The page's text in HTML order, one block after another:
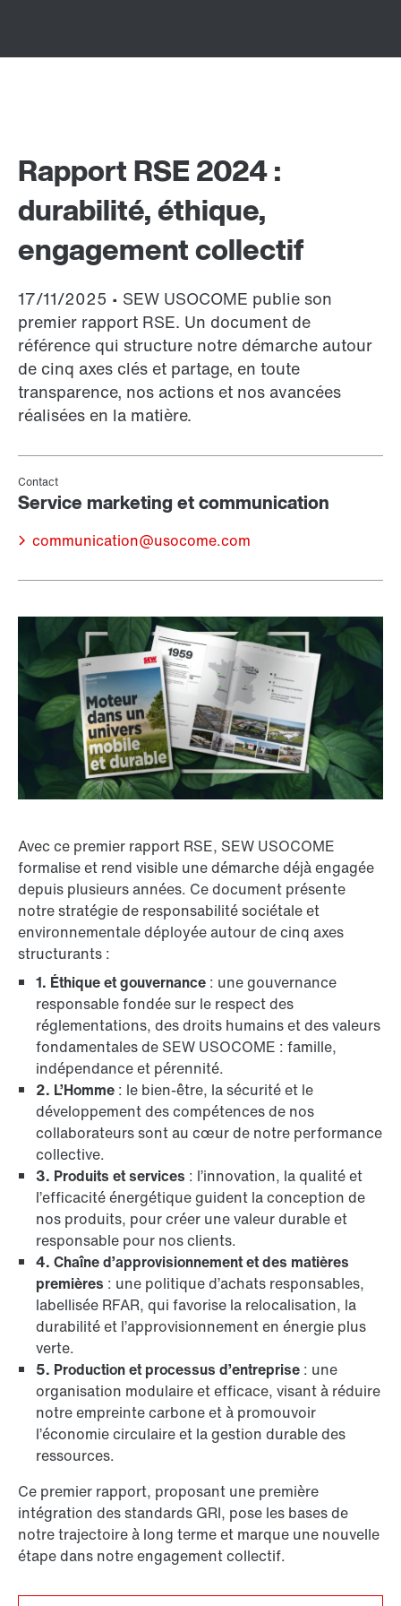
Rapport RSE 2024 :
durabilité, éthique,
engagement collectif
17/11/2025 • SEW USOCOME publie son
premier rapport RSE. Un document de
référence qui structure notre démarche autour
de cinq axes clés et partage, en toute
transparence, nos actions et nos avancées
réalisées en la matière.
Avec ce premier rapport RSE, SEW USOCOME
formalise et rend visible une démarche déjà engagée
depuis plusieurs années. Ce document présente
notre stratégie de responsabilité sociétale et
environnementale déployée autour de cinq axes
structurants :
1. Éthique et gouvernance : une gouvernance
responsable fondée sur le respect des
réglementations, des droits humains et des valeurs
fondamentales de SEW USOCOME : famille,
indépendance et pérennité.
2. L’Homme : le bien-être, la sécurité et le
développement des compétences de nos
collaborateurs sont au cœur de notre performance
collective.
3. Produits et services : l’innovation, la qualité et
l’efficacité énergétique guident la conception de
nos produits, pour créer une valeur durable et
responsable pour nos clients.
4. Chaîne d’approvisionnement et des matières
premières : une politique d’achats responsables,
labellisée RFAR, qui favorise la relocalisation, la
durabilité et l’approvisionnement en énergie plus
verte.
5. Production et processus d’entreprise : une
organisation modulaire et efficace, visant à réduire
notre empreinte carbone et à promouvoir
l’économie circulaire et la gestion durable des
ressources.
Ce premier rapport, proposant une première
intégration des standards GRI, pose les bases de
notre trajectoire à long terme et marque une nouvelle
étape dans notre engagement collectif.
communication@usocome.com